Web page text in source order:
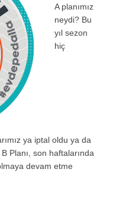
A planımız
neydi? Bu
yıl sezon
hiç
ya iptal oldu ya da
Planı, son haftalarında
devam etme